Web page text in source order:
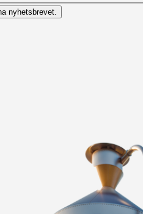
nyhetsbrevet.